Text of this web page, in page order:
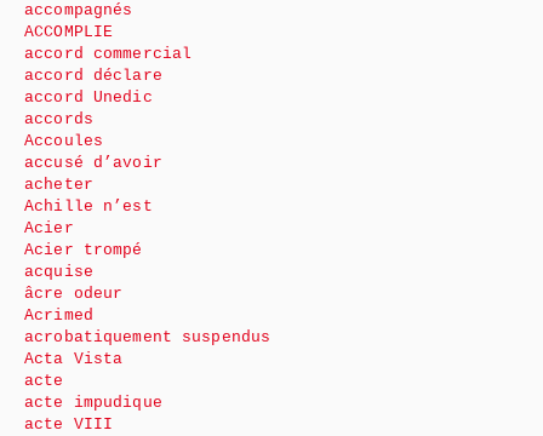
accompagnés
ACCOMPLIE
accord commercial
accord déclare
accord Unedic
accords
Accoules
accusé d’avoir
acheter
Achille n’est
Acier
Acier trompé
acquise
âcre odeur
Acrimed
acrobatiquement suspendus
Acta Vista
acte
acte impudique
acte VIII